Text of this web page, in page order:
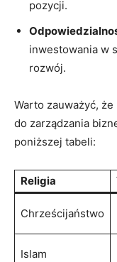
pozycji.
inwestowania w
rozwój.
Warto zauważyć,
do zarządzania
poniższej tabeli:
Religia
Chrześcijaństwo
Islam